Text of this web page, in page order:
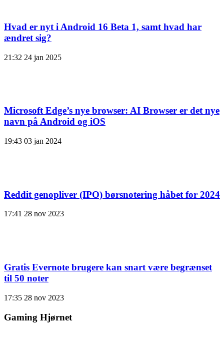
Hvad er nyt i Android 16 Beta 1, samt hvad har
ændret sig?
21:32 24 jan 2025
Microsoft Edge’s nye browser: AI Browser er det nye
navn på Android og iOS
19:43 03 jan 2024
Reddit genopliver (IPO) børsnotering håbet for 2024
17:41 28 nov 2023
Gratis Evernote brugere kan snart være begrænset
til 50 noter
17:35 28 nov 2023
Gaming Hjørnet